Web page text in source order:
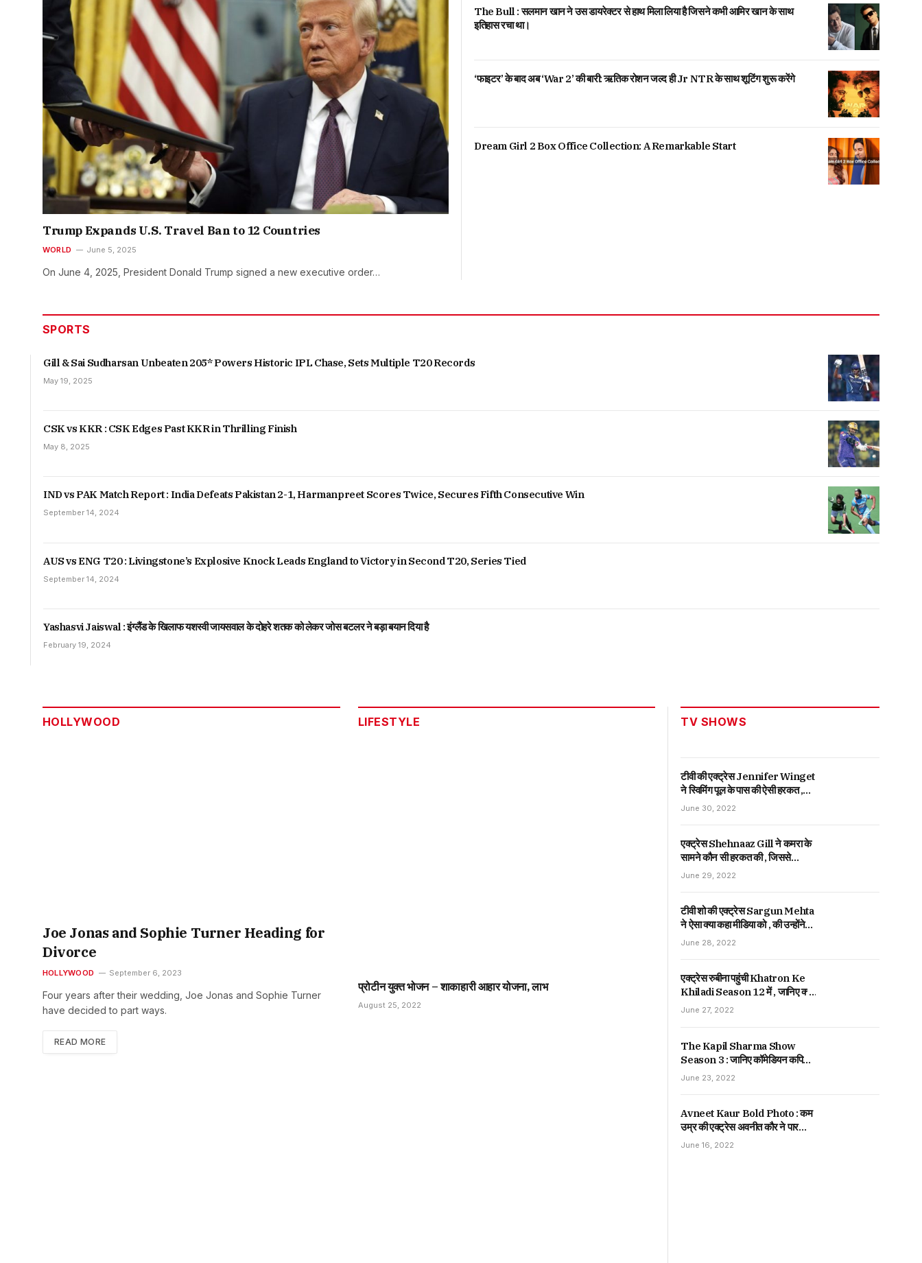
Trump Expands U.S. Travel Ban to 12 Countries
WORLD June 5, 2025
On June 4, 2025, President Donald Trump signed a new executive order…
The Bull : सलमान खान ने उस डायरेक्टर से हाथ मिला लिया है जिसने कभी आमिर खान के साथ
इतिहास रचा था।
‘फाइटर’ के बाद अब ‘War 2’ की बारी: ऋतिक रोशन जल्द ही Jr NTR के साथ शूटिंग शुरू करेंगे
Dream Girl 2 Box Office Collection: A Remarkable Start
SPORTS
Gill & Sai Sudharsan Unbeaten 205* Powers Historic IPL Chase, Sets Multiple T20 Records
May 19, 2025
CSK vs KKR : CSK Edges Past KKR in Thrilling Finish
May 8, 2025
IND vs PAK Match Report : India Defeats Pakistan 2-1, Harmanpreet Scores Twice, Secures Fifth Consecutive Win
September 14, 2024
AUS vs ENG T20 : Livingstone’s Explosive Knock Leads England to Victory in Second T20, Series Tied
September 14, 2024
Yashasvi Jaiswal : इंग्लैंड के खिलाफ यशस्वी जायसवाल के दोहरे शतक को लेकर जोस बटलर ने बड़ा बयान दिया है
February 19, 2024
HOLLYWOOD
Joe Jonas and Sophie Turner Heading for
Divorce
HOLLYWOOD September 6, 2023
Four years after their wedding, Joe Jonas and Sophie Turner
have decided to part ways.
READ MORE
LIFESTYLE
प्रोटीन युक्त भोजन – शाकाहारी आहार योजना, लाभ
August 25, 2022
TV SHOWS
टीवी की एक्ट्रेस Jennifer Winget
ने स्विमिंग पूल के पास की ऐसी हरकत ,
जिससे देखकर फैंस ने दिया ऐसा
June 30, 2022
एक्ट्रेस Shehnaaz Gill ने कमरा के
सामने कौन सी हरकत की , जिससे
देखकर फैंस ने दिया ऐसा रिएक्शन ।
June 29, 2022
टीवी शो की एक्ट्रेस Sargun Mehta
ने ऐसा क्या कहा मीडिया को , की उन्होंने
दिया ऐसा जवाब |
June 28, 2022
एक्ट्रेस रुबीना पहुंची Khatron Ke
Khiladi Season 12 में , जानिए क्यों
कहा उन्हें छोटा पैकेट बड़ा धमाका।
June 27, 2022
The Kapil Sharma Show
Season 3 : जानिए कॉमेडियन कपिल
शर्मा ने 80 एपिसोड करने के लिए कितनी
June 23, 2022
Avneet Kaur Bold Photo : कम
उम्र की एक्ट्रेस अवनीत कौर ने पार
किया बोल्डनेस की हद , जानिए पूरी खबर |
June 16, 2022